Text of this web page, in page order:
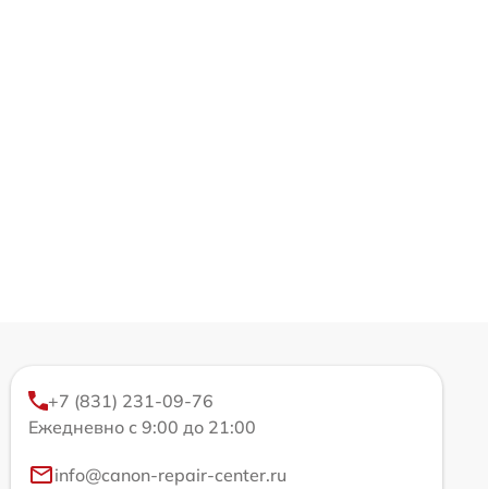
+7 (831) 231-09-76
Ежедневно с 9:00 до 21:00
info@canon-repair-center.ru